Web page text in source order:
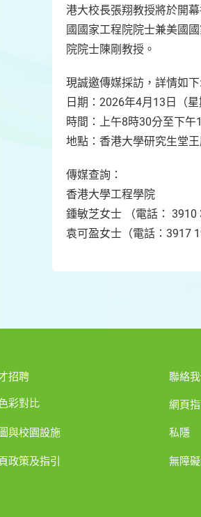
港大校長張翔教授將於開
國國家工程院院士兼美國
院院士陳剛教授。
現誠邀傳媒採訪，詳情如下:
日期：2026年4月13日（
時間：上午8時30分至下午
地點：香港大學研究生堂
傳媒查詢：
香港大學工程學院
鍾敏芝女士 （電話： 3910
袁可盈女士（電話：3917
招聘
彩對比
與校園設施
政策及指引
聯絡
網頁
私隱
無障